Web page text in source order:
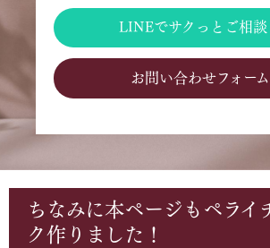
LINEでサクっとご相
お問い合わせフォーム
ちなみに本ページもペライ
ク作りました！